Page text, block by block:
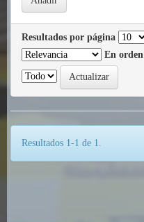
Resultados por página
En orden
Resultados 1-1 de 1.